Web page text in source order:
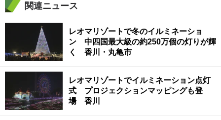
関連ニュース
レオマリゾートで冬のイルミネーショ
ン 中四国最大級の約250万個の灯りが輝
く 香川・丸亀市
レオマリゾートでイルミネーション点灯
式 プロジェクションマッピングも登
場 香川